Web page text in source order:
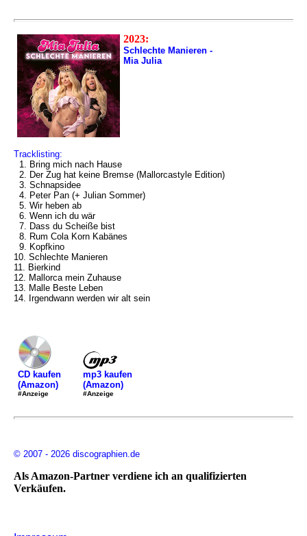
2023:
Schlechte Manieren -
Mia Julia
Tracklisting:
1. Bring mich nach Hause
2. Der Zug hat keine Bremse (Mallorcastyle Edition)
3. Schnapsidee
4. Peter Pan (+ Julian Sommer)
5. Wir heben ab
6. Wenn ich du wär
7. Dass du Scheiße bist
8. Rum Cola Korn Kabänes
9. Kopfkino
10. Schlechte Manieren
11. Bierkind
12. Mallorca mein Zuhause
13. Malle Beste Leben
14. Irgendwann werden wir alt sein
CD kaufen
(Amazon)
#Anzeige
mp3 kaufen
(Amazon)
#Anzeige
© 2007 - 2026 discographien.de
Als Amazon-Partner verdiene ich an qualifizierten
Verkäufen.